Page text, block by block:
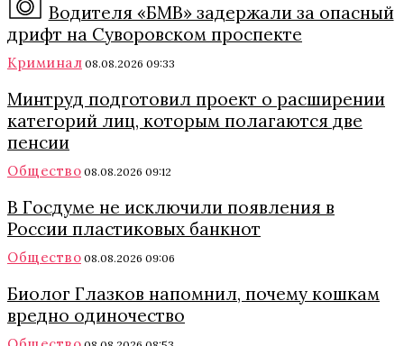
Водителя «БМВ» задержали за опасный
дрифт на Суворовском проспекте
Криминал 08.08.2026 09:33
Минтруд подготовил проект о расширении
категорий лиц, которым полагаются две
пенсии
Общество 08.08.2026 09:12
В Госдуме не исключили появления в
России пластиковых банкнот
Общество 08.08.2026 09:06
Биолог Глазков напомнил, почему кошкам
вредно одиночество